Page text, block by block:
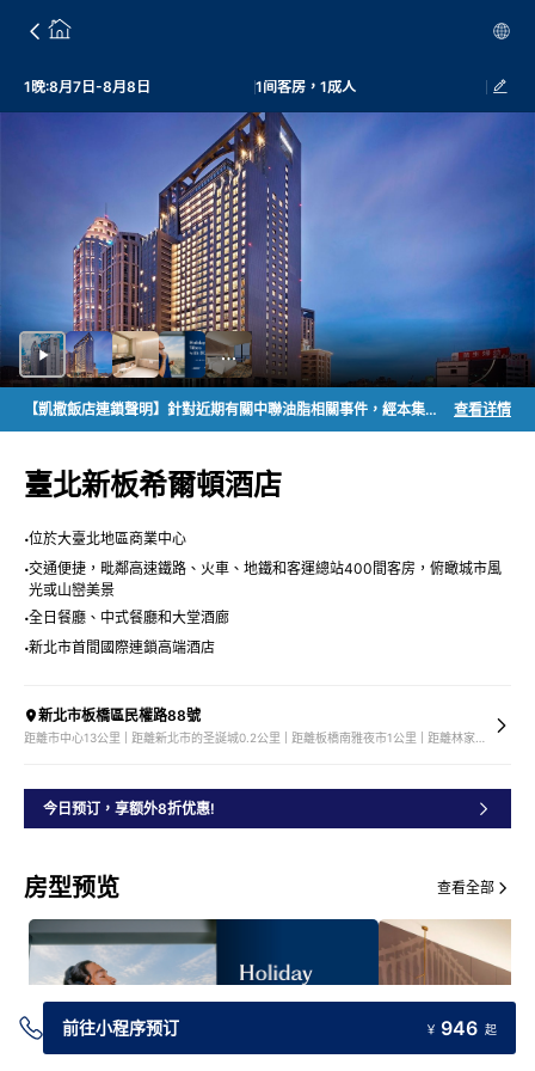
1晚:8月7日-8月8日 1间客房，1成人
【凱撒飯店連鎖聲明】針對近期有關中聯油脂相關事件，經本集團立即清查，確認本集團過去係依正常採購程序向合法供應商採購使用相關產品。於6月30日接獲供應商通知及主管機關相關資訊後，本集團立即展開全面清查，並自7月1日起停止使用公告涉及之相關批號產品，完成館內下架及退貨作業，目前各館均未使用此次公告涉及之問題批號產品。此外，基於食品安全及風險預防原則，本集團同步全面檢視相關油品使用情形，並主動採取預防性下架措施，更換相關油品，以確保消費者食用安全。凱撒飯店連鎖一向重視食品安全，未來亦將持續配合主管機關及供應商相關作業，加強油品驗收、供應商管理及食品安全把關，以維護消費者用餐安全與權益。 查看详情
臺北新板希爾頓酒店
位於大臺北地區商業中心
交通便捷，毗鄰高速鐵路、火車、地鐵和客運總站400間客房，俯瞰城市風
光或山巒美景
全日餐廳、中式餐廳和大堂酒廊
新北市首間國際連鎖高端酒店
新北市板橋區民權路88號
今日预订，享额外8折优惠!
房型预览 查看全部
前往小程序预订 ￥ 946 起